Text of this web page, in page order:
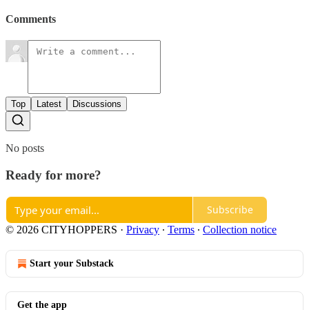
Comments
Top Latest Discussions
No posts
Ready for more?
Subscribe
© 2026 CITYHOPPERS · Privacy ∙ Terms ∙ Collection notice
Start your Substack
Get the app